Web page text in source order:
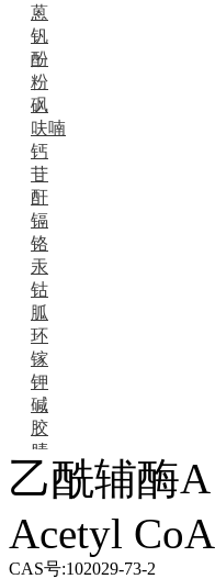
蒽
钒
酚
粉
砜
呋喃
钙
苷
酐
镉
铬
汞
钴
胍
环
镓
钾
碱
胶
腈
精
肼
蜡
锂
乙酰辅酶A
Acetyl CoA
CAS号:102029-73-2